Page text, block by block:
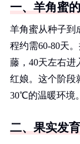
一、羊角蜜
羊角蜜从种子到
程约需60-80天
藤，40天左右进
红娘。这个阶段
30℃的温暖环境。
二、果实发